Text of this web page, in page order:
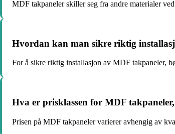
MDF takpaneler skiller seg fra andre materialer
Hvordan kan man sikre riktig
For å sikre riktig installasjon av MDF takpaneler,
Hva er prisklassen for MDF
Prisen på MDF takpaneler varierer avhengig av